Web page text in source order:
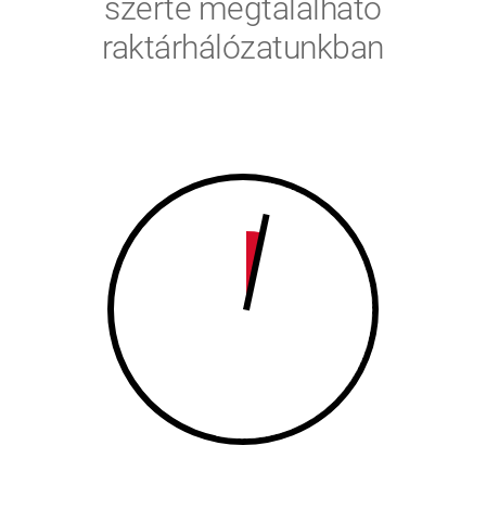
7
0
8
0
szerte megtalálható
raktárhálózatunkban